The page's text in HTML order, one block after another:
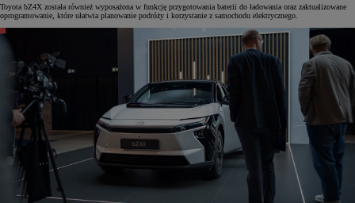
Toyota bZ4X została również wyposażona w funkcję przygotowania baterii do ładowania oraz zaktualizowane
oprogramowanie, które ułatwia planowanie podróży i korzystanie z samochodu elektrycznego.